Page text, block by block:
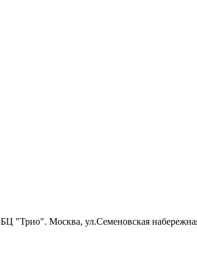
"Трио". Москва, ул.Семеновская